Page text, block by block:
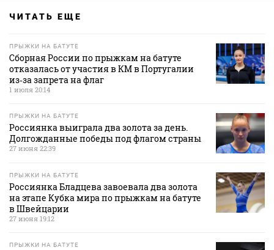
ЧИТАТЬ ЕЩЕ
ПРЫЖКИ НА БАТУТЕ
Сборная России по прыжкам на батуте
отказалась от участия в КМ в Португалии
из‑за запрета на флаг
1 июля 20:14
ПРЫЖКИ НА БАТУТЕ
Россиянка выиграла два золота за день.
Долгожданные победы под флагом страны
27 июня 22:39
ПРЫЖКИ НА БАТУТЕ
Россиянка Бладцева завоевала два золота
на этапе Кубка мира по прыжкам на батуте
в Швейцарии
27 июня 19:12
ПРЫЖКИ НА БАТУТЕ